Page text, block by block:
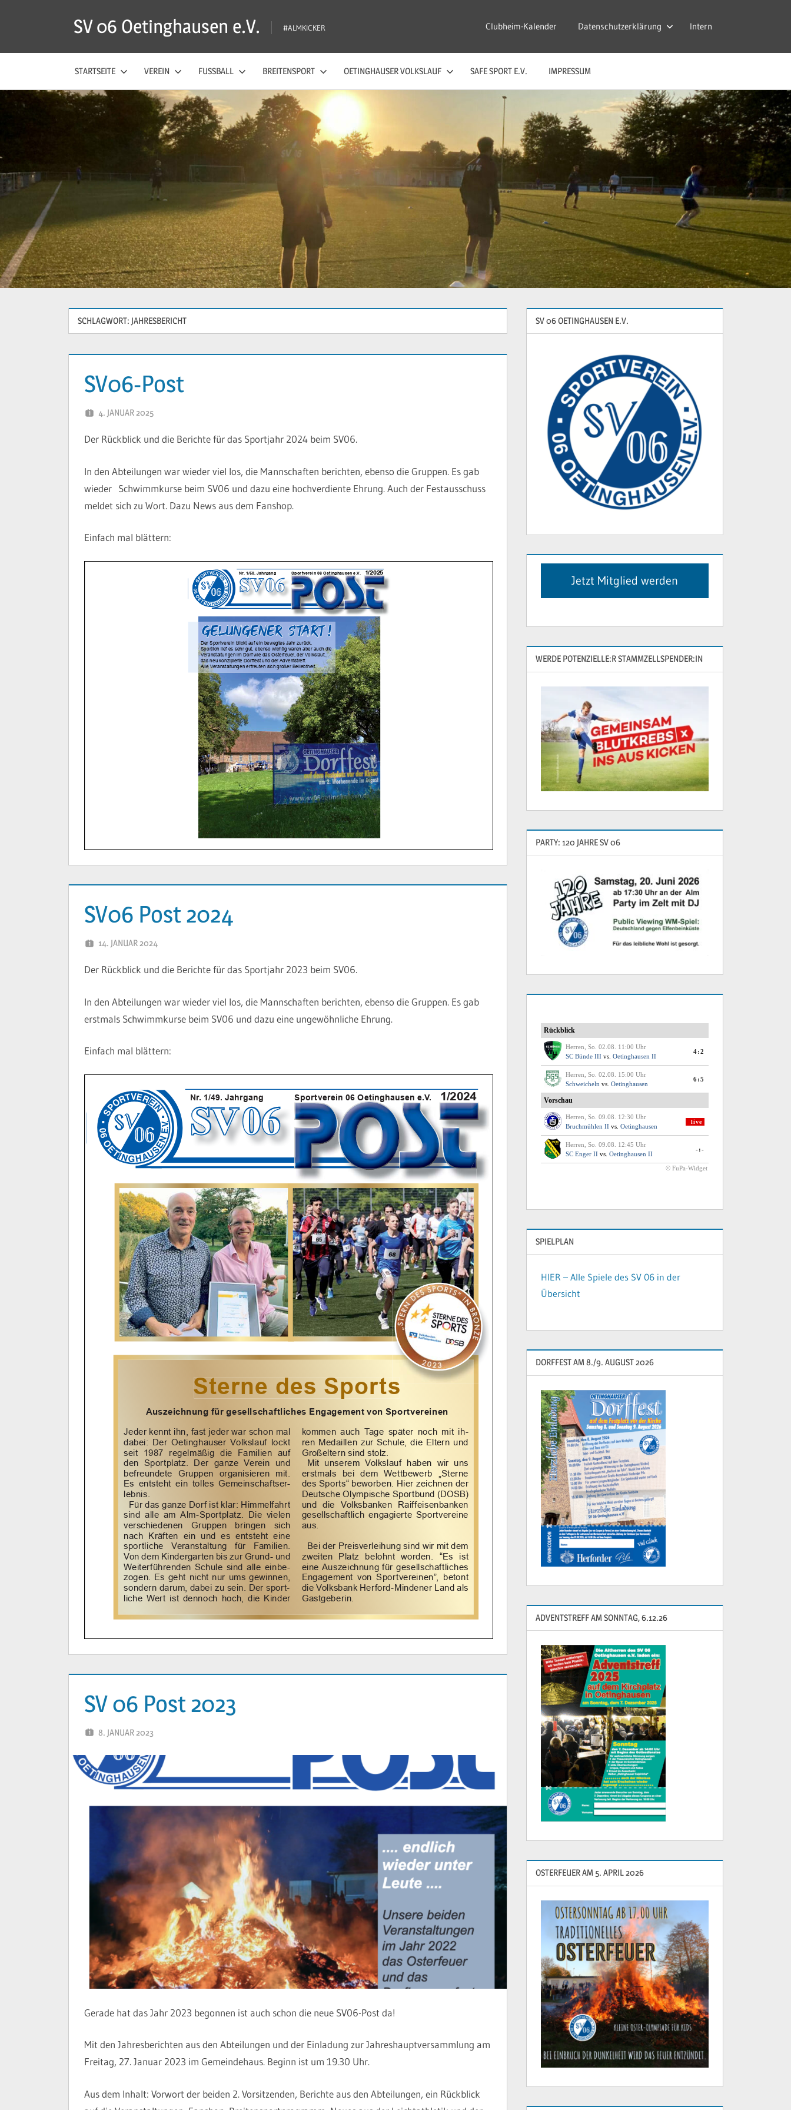
SV 06 Oetinghausen e.V. #ALMKICKER Clubheim-Kalender Datenschutzerklärung Intern
STARTSEITE VEREIN FUSSBALL BREITENSPORT OETINGHAUSER VOLKSLAUF SAFE SPORT E.V. IMPRESSUM
SCHLAGWORT: JAHRESBERICHT
SV06-Post
4. JANUAR 2025
Der Rückblick und die Berichte für das Sportjahr 2024 beim SV06.
In den Abteilungen war wieder viel los, die Mannschaften berichten, ebenso die Gruppen. Es gab
wieder Schwimmkurse beim SV06 und dazu eine hochverdiente Ehrung. Auch der Festausschuss
meldet sich zu Wort. Dazu News aus dem Fanshop.
Einfach mal blättern:
SV06 Post 2024
14. JANUAR 2024
Der Rückblick und die Berichte für das Sportjahr 2023 beim SV06.
In den Abteilungen war wieder viel los, die Mannschaften berichten, ebenso die Gruppen. Es gab
erstmals Schwimmkurse beim SV06 und dazu eine ungewöhnliche Ehrung.
Einfach mal blättern:
SV 06 Post 2023
8. JANUAR 2023
Gerade hat das Jahr 2023 begonnen ist auch schon die neue SV06-Post da!
Mit den Jahresberichten aus den Abteilungen und der Einladung zur Jahreshauptversammlung am
Freitag, 27. Januar 2023 im Gemeindehaus. Beginn ist um 19.30 Uhr.
Aus dem Inhalt: Vorwort der beiden 2. Vorsitzenden, Berichte aus den Abteilungen, ein Rückblick
SV 06 OETINGHAUSEN E.V.
Jetzt Mitglied werden
WERDE POTENZIELLE:R STAMMZELLSPENDER:IN
PARTY: 120 JAHRE SV 06
SPIELPLAN
HIER – Alle Spiele des SV 06 in der
Übersicht
DORFFEST AM 8./9. AUGUST 2026
ADVENTSTREFF AM SONNTAG, 6.12.26
OSTERFEUER AM 5. APRIL 2026